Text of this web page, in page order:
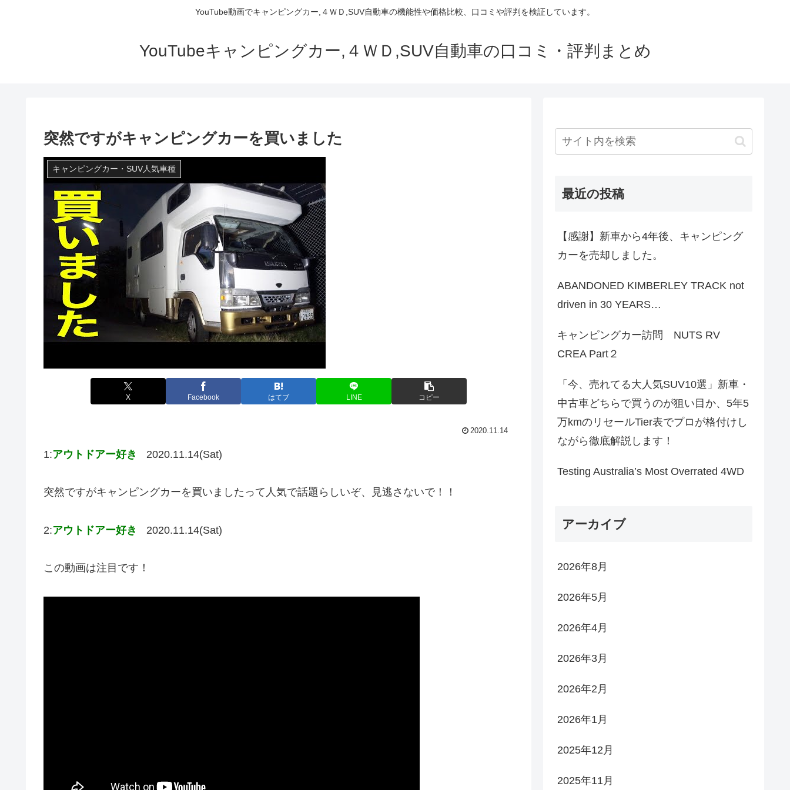
YouTube動画でキャンピングカー,４ＷＤ,SUV自動車の機能性や価格比較、口コミや評判を検証しています。
YouTubeキャンピングカー,４ＷＤ,SUV自動車の口コミ・評判まとめ
突然ですがキャンピングカーを買いました
キャンピングカー・SUV人気車種
X Facebook はてブ LINE コピー
2020.11.14
1:アウトドアー好き 2020.11.14(Sat)
突然ですがキャンピングカーを買いましたって人気で話題らしいぞ、見逃さないで！！
2:アウトドアー好き 2020.11.14(Sat)
この動画は注目です！
最近の投稿
【感謝】新車から4年後、キャンピング
カーを売却しました。
ABANDONED KIMBERLEY TRACK not
driven in 30 YEARS…
キャンピングカー訪問 NUTS RV
CREA Part２
「今、売れてる大人気SUV10選」新車・
中古車どちらで買うのが狙い目か、5年5
万kmのリセールTier表でプロが格付けし
ながら徹底解説します！
Testing Australia’s Most Overrated 4WD
アーカイブ
2026年8月
2026年5月
2026年4月
2026年3月
2026年2月
2026年1月
2025年12月
2025年11月